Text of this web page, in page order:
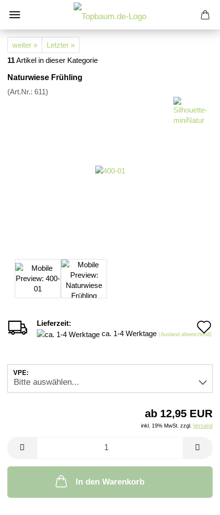
weiter »
Letzter »
11Artikel in dieser Kategorie
Naturwiese Frühling
(Art.Nr.: 611)
Lieferzeit:
ca. 1-4 Werktage (Ausland abweichend)
VPE:
ab 12,95 EUR
inkl. 19% MwSt. zzgl. Versand
In den Warenkorb